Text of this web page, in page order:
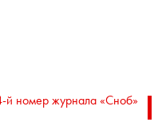
й номер журнала «Сноб»